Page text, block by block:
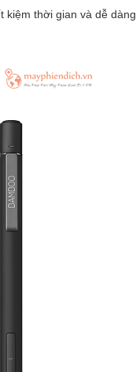
kiệm thời gian và dễ dàng